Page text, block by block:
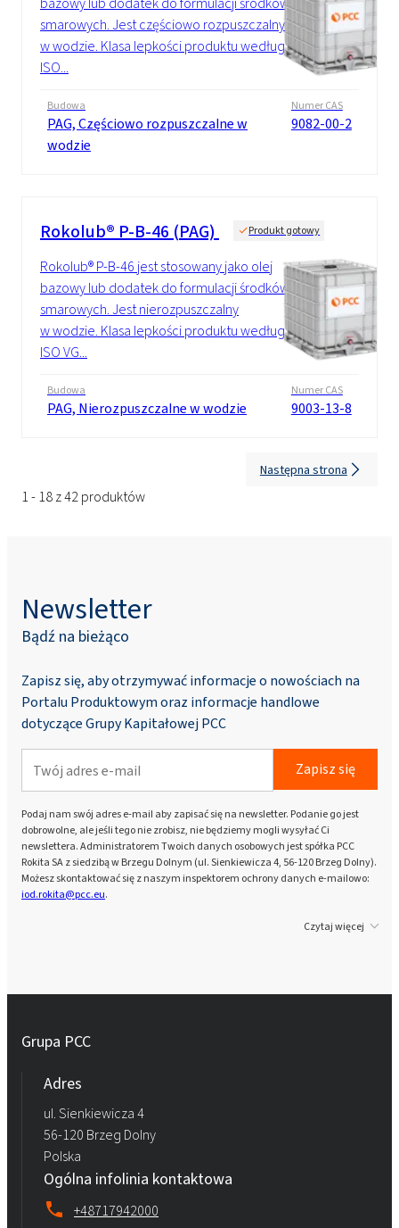
smarowych. Jest częściowo rozpuszczalny
w wodzie. Klasa lepkości produktu według
ISO...
Budowa
PAG, Częściowo rozpuszczalne w
wodzie
Numer CAS
9082-00-2
Rokolub® P-B-46 (PAG) Produkt gotowy
Rokolub® P-B-46 jest stosowany jako olej
bazowy lub dodatek do formulacji środków
smarowych. Jest nierozpuszczalny
w wodzie. Klasa lepkości produktu według
ISO VG...
Budowa
PAG, Nierozpuszczalne w wodzie
Numer CAS
9003-13-8
1 - 18 z 42 produktów
Następna strona
Newsletter
Bądź na bieżąco
Zapisz się, aby otrzymywać informacje o nowościach na
Portalu Produktowym oraz informacje handlowe
dotyczące Grupy Kapitałowej PCC
Zapisz się
Podaj nam swój adres e-mail aby zapisać się na newsletter. Podanie go jest
dobrowolne, ale jeśli tego nie zrobisz, nie będziemy mogli wysyłać Ci
newslettera. Administratorem Twoich danych osobowych jest spółka PCC
Rokita SA z siedzibą w Brzegu Dolnym (ul. Sienkiewicza 4, 56-120 Brzeg Dolny).
Możesz skontaktować się z naszym inspektorem ochrony danych e-mailowo:
iod.rokita@pcc.eu.
Czytaj więcej
Grupa PCC
Adres
ul. Sienkiewicza 4
56-120 Brzeg Dolny
Polska
Ogólna infolinia kontaktowa
+48717942000